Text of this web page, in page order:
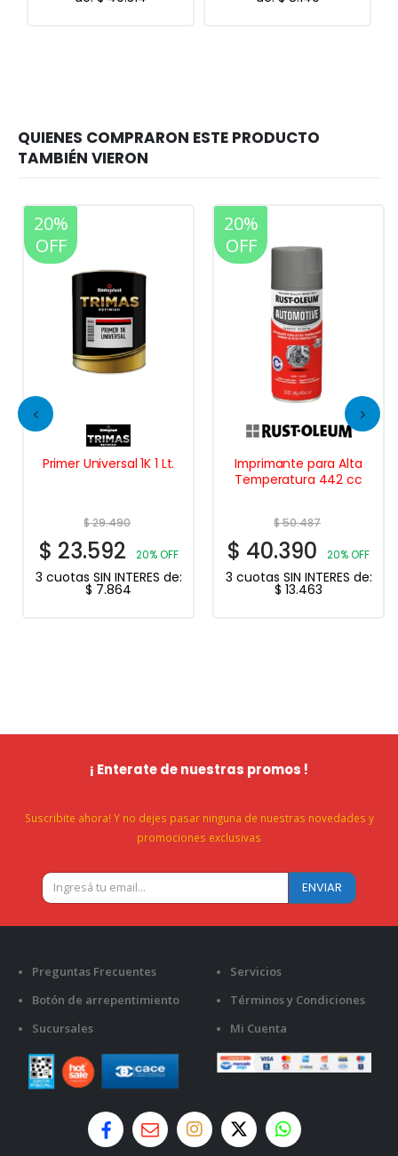
20%
OFF
Primer Universal 1K 1 Lt.
$29.490
$ 23.592 20% OFF
3 cuotas SIN INTERES de:
$ 7.864
20%
OFF
Imprimante para Alta
Temperatura 442 cc
$50.487
$ 40.390 20% OFF
3 cuotas SIN INTERES de:
$ 13.463
¡ Enterate de nuestras promos !
Suscribite ahora! Y no dejes pasar ninguna de nuestras novedades y
promociones exclusivas
Preguntas Frecuentes
Botón de arrepentimiento
Sucursales
Servicios
Términos y Condiciones
Mi Cuenta